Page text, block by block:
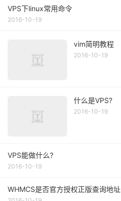
VPS下linux常用命令
2016-10-19
vim简明教程
2016-10-19
什么是VPS?
2016-10-19
VPS能做什么?
2016-10-19
WHMCS是否官方授权正版查询地址